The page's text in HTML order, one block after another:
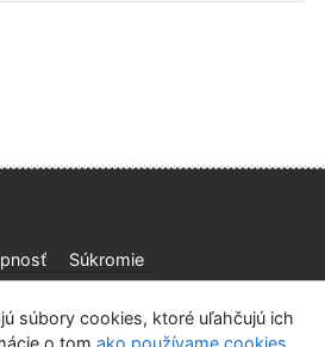
Súkromie
súbory cookies, ktoré uľahčujú ich
o tom ako používame cookies